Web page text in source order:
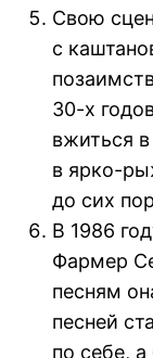
Свою
с
30-х
вжиться
в ярко-
до сих
В 1986
Фармер
песням
песней
по себе,